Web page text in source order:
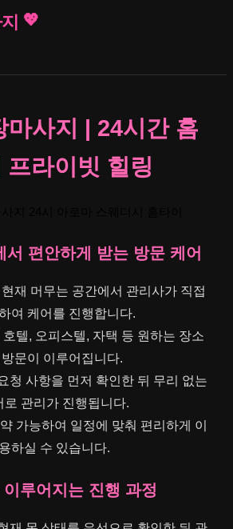
마사지 | 24시간 홈
프라이빗 힐링
서 편안하게 받는 방문 케어
재 머무는 공간에서 관리사가 직접
여 케어를 진행합니다.
텔, 오피스텔, 자택 등 원하는 장소
방문이 이루어집니다.
청 사항을 먼저 확인한 뒤 무리 없는
로 관리가 진행됩니다.
가능하여 일정에 맞춰 편리하게 이
용하실 수 있습니다.
이루어지는 진행 과정